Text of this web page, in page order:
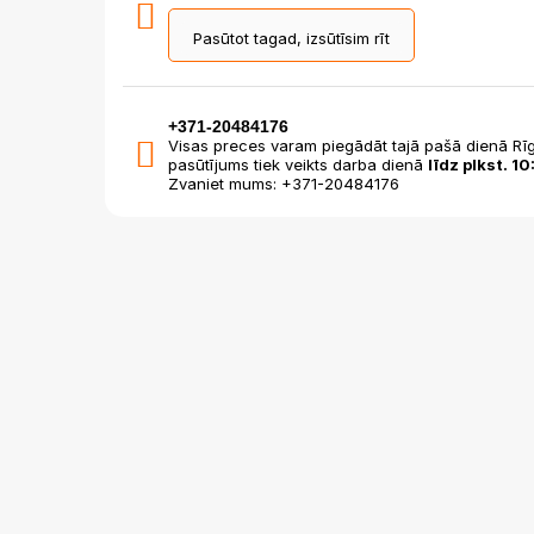
Pasūtot tagad, izsūtīsim rīt
+371-20484176
Visas preces varam piegādāt tajā pašā dienā
pasūtījums tiek veikts darba dienā līdz plkst.
Zvaniet mums: +371-20484176